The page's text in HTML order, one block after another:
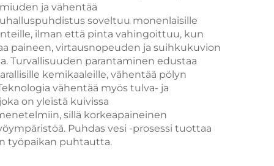
ja vähentää
soveltuu monenlaisille
ilman että pinta vahingoittuu, kun
paineen, virtausnopeuden ja suihkukuvion
Turvallisuuden parantaminen edustaa
kemikaaleille, vähentää pölyn
vähentää myös tulva- ja
on yleistä kuivissa
sillä korkeapaineinen
Puhdas vesi -prosessi tuottaa
työpaikan puhtautta.